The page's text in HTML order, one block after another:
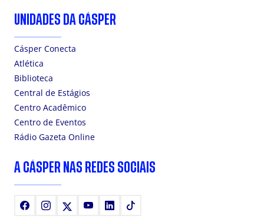
UNIDADES DA CÁSPER
Cásper Conecta
Atlética
Biblioteca
Central de Estágios
Centro Acadêmico
Centro de Eventos
Rádio Gazeta Online
A CÁSPER NAS REDES SOCIAIS
FacebookInstagram YoutubeLinkedIn